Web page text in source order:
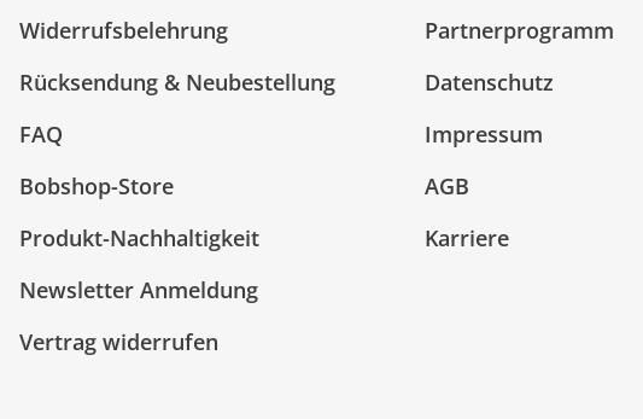
Widerrufsbelehrung
Rücksendung & Neubestellung
FAQ
Bobshop-Store
Produkt-Nachhaltigkeit
Newsletter Anmeldung
Vertrag widerrufen
Partnerprogramm
Datenschutz
Impressum
AGB
Karriere